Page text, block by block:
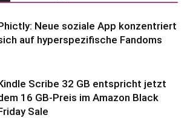
Neue soziale App konzentriert
auf hyperspezifische Fandoms
Scribe 32 GB entspricht jetzt
16 GB-Preis im Amazon Black
Sale